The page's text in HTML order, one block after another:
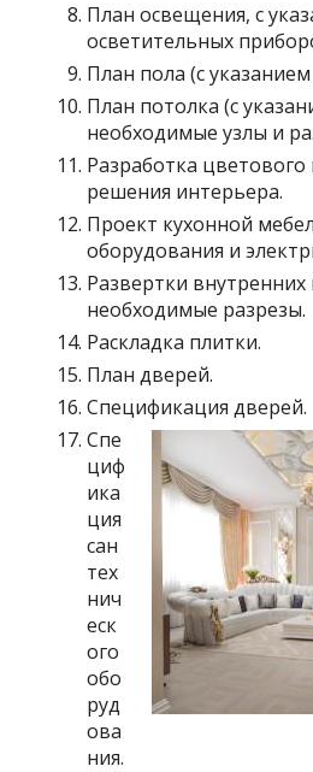
План освещения, с
осветительных
План пола (с
План потолка (с
необходимые узлы и
Разработка цветового
решения интерьера.
Проект кухонной
оборудования и
Развертки внутренних
необходимые разрезы.
Раскладка плитки.
План дверей.
Спецификация дверей.
Спе
циф
ика
ция
сан
тех
нич
еск
ого
обо
руд
ова
ния.